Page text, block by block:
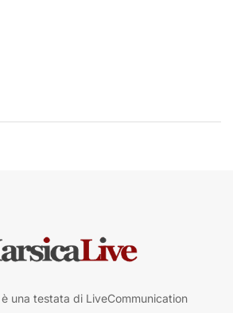
è una testata di LiveCommunication